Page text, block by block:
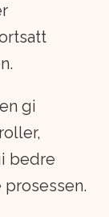
gi
bedre